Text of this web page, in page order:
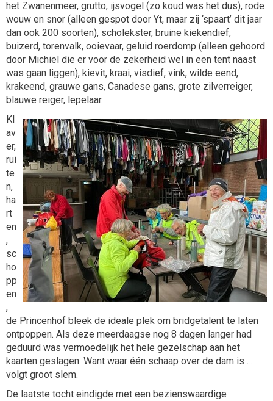
het Zwanenmeer, grutto, ijsvogel (zo koud was het dus), rode
wouw en snor (alleen gespot door Yt, maar zij ‘spaart’ dit jaar
dan ook 200 soorten), scholekster, bruine kiekendief,
buizerd, torenvalk, ooievaar, geluid roerdomp (alleen gehoord
door Michiel die er voor de zekerheid wel in een tent naast
was gaan liggen), kievit, kraai, visdief, vink, wilde eend,
krakeend, grauwe gans, Canadese gans, grote zilverreiger,
blauwe reiger, lepelaar.
Kl
av
er,
rui
te
n,
ha
rt
en
,
sc
ho
pp
en
,
de Princenhof bleek de ideale plek om bridgetalent te laten
ontpoppen. Als deze meerdaagse nog 8 dagen langer had
geduurd was vermoedelijk het hele gezelschap aan het
kaarten geslagen. Want waar één schaap over de dam is …
volgt groot slem.
De laatste tocht eindigde met een bezienswaardige